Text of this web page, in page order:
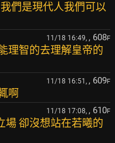
們是現代人我們可以
11/18 16:49, , 608F
理智的去理解皇帝的
11/18 16:51, , 609F
啊
11/18 17:08, , 610F
場 卻沒想站在若曦的